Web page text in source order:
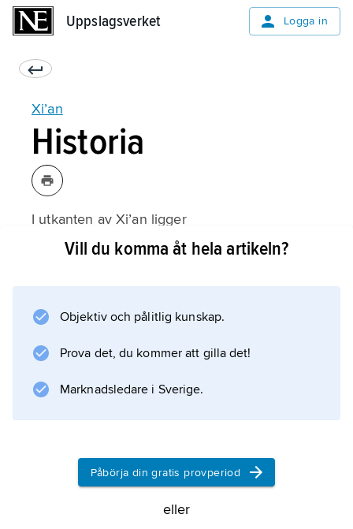
Uppslagsverket Logga in
Xi’an
Historia
I utkanten av Xi’an ligger
Banpo
Xi’an, om man räknar med den närmaste
omgivningen, varit huvudstad för tolv
100 år. Den första av dessa var Västra Zhou
Information om artikeln
Vill du komma åt hela artikeln?
Objektiv och pålitlig kunskap.
Prova det, du kommer att gilla det!
Marknadsledare i Sverige.
Påbörja din gratis provperiod
eller